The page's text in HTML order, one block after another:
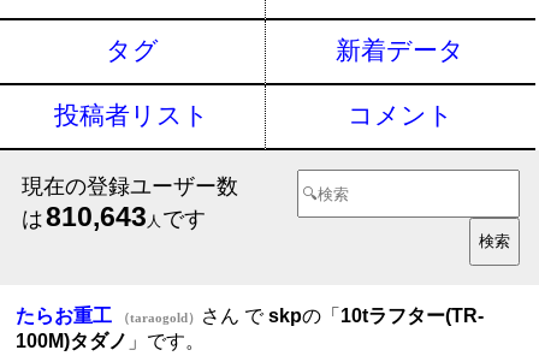
タグ 新着データ
投稿者リスト コメント
現在の登録ユーザー数
は810,643 人 です
たらお重工 （taraogold） さん でskpの「 10tラフター(TR-
100M)タダノ 」です。